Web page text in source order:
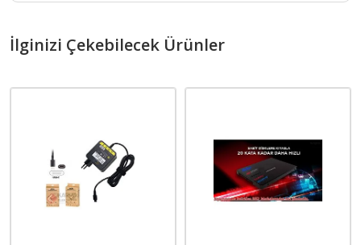
İlginizi Çekebilecek Ürünler